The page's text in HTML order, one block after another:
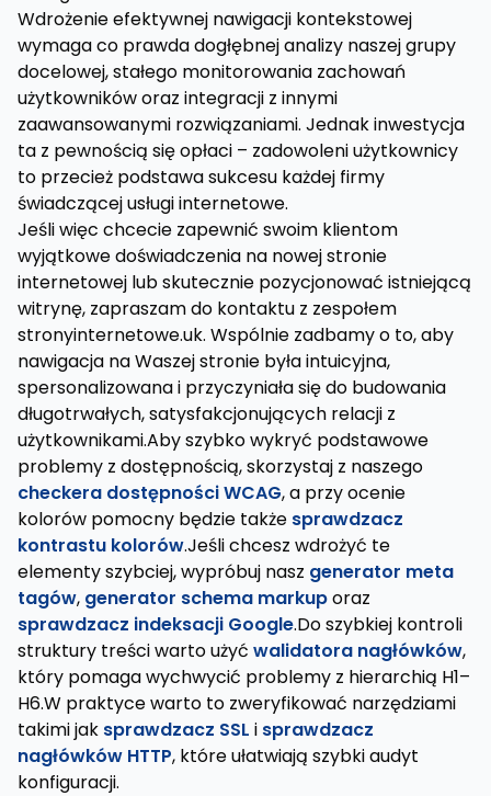
Wdrożenie efektywnej nawigacji kontekstowej
wymaga co prawda dogłębnej analizy naszej grupy
docelowej, stałego monitorowania zachowań
użytkowników oraz integracji z innymi
zaawansowanymi rozwiązaniami. Jednak inwestycja
ta z pewnością się opłaci – zadowoleni użytkownicy
to przecież podstawa sukcesu każdej firmy
świadczącej usługi internetowe.
Jeśli więc chcecie zapewnić swoim klientom
wyjątkowe doświadczenia na nowej stronie
internetowej lub skutecznie pozycjonować istniejącą
witrynę, zapraszam do kontaktu z zespołem
stronyinternetowe.uk. Wspólnie zadbamy o to, aby
nawigacja na Waszej stronie była intuicyjna,
spersonalizowana i przyczyniała się do budowania
długotrwałych, satysfakcjonujących relacji z
użytkownikami.Aby szybko wykryć podstawowe
problemy z dostępnością, skorzystaj z naszego
checkera dostępności WCAG, a przy ocenie
kolorów pomocny będzie także sprawdzacz
kontrastu kolorów.Jeśli chcesz wdrożyć te
elementy szybciej, wypróbuj nasz generator meta
tagów, generator schema markuporaz
sprawdzacz indeksacji Google.Do szybkiej kontroli
struktury treści warto użyć walidatora nagłówków,
który pomaga wychwycić problemy z hierarchią H1–
H6.W praktyce warto to zweryfikować narzędziami
takimi jak sprawdzacz SSL i sprawdzacz
nagłówków HTTP, które ułatwiają szybki audyt
konfiguracji.